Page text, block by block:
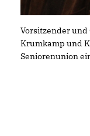
Vorsitzender
Krumkamp und
Seniorenunion